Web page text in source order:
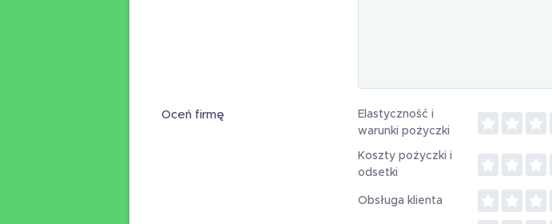
Oceń firmę
Elastyczność i
warunki pożyczki
Koszty pożyczki i
odsetki
Obsługa klienta